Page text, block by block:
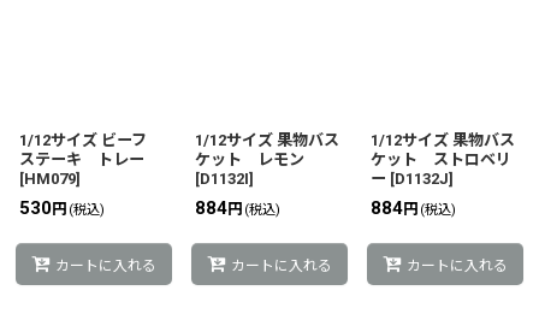
1/12サイズ ビーフ
ステーキ トレー
[HM079]
530円 (税込)
カートに入れる
1/12サイズ 果物バス
ケット レモン
[D1132I]
884円 (税込)
カートに入れる
1/12サイズ 果物バス
ケット ストロベリ
ー [D1132J]
884円 (税込)
カートに入れる